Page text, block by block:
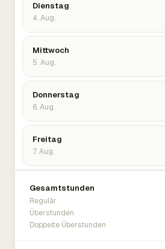
Dienstag
4. Aug.
Mittwoch
5. Aug.
Donnerstag
6. Aug.
Freitag
7. Aug.
Gesamtstunden
Regulär
Überstunden
Doppelte Überstunden